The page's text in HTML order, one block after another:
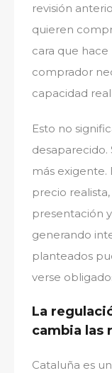
revisión
quieren
cara que
comprador
capacidad
Esto no
más exigente.
precio
presentación
generando
planteados
verse
La
cambia las
Cataluña es